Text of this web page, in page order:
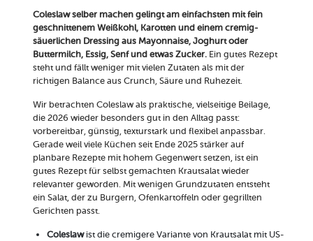
Coleslaw selber machen gelingt am einfachsten mit fein
geschnittenem Weißkohl, Karotten und einem cremig-
säuerlichen Dressing aus Mayonnaise, Joghurt oder
Buttermilch, Essig, Senf und etwas Zucker.Ein gutes Rezept
steht und fällt weniger mit vielen Zutaten als mit der
richtigen Balance aus Crunch, Säure und Ruhezeit.
Wir betrachten Coleslaw als praktische, vielseitige Beilage,
die 2026 wieder besonders gut in den Alltag passt:
vorbereitbar, günstig, texturstark und flexibel anpassbar.
Gerade weil viele Küchen seit Ende 2025 stärker auf
planbare Rezepte mit hohem Gegenwert setzen, ist ein
gutes Rezept für selbst gemachten Krautsalat wieder
relevanter geworden. Mit wenigen Grundzutaten entsteht
ein Salat, der zu Burgern, Ofenkartoffeln oder gegrillten
Gerichten passt.
Coleslawist die cremigere Variante von Krautsalat mit US-